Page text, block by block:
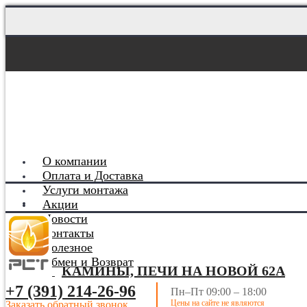
О компании
Оплата и Доставка
Услуги монтажа
Акции
Новости
Контакты
Полезное
Обмен и Возврат
КАМИНЫ, ПЕЧИ НА НОВОЙ 62А
+7 (391) 214-26-96
Заказать обратный звонок
Пн–Пт 09:00 – 18:00
Цены на сайте не являются